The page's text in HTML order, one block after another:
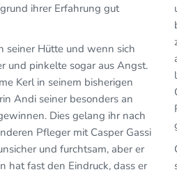
ihrer Erfahrung gut
seiner Hütte und wenn sich
und pinkelte sogar aus Angst.
Kerl in seinem bisherigen
Andi seiner besonders an
Dies gelang ihr nach
Pfleger mit Casper Gassi
und furchtsam, aber er
hat fast den Eindruck, dass er